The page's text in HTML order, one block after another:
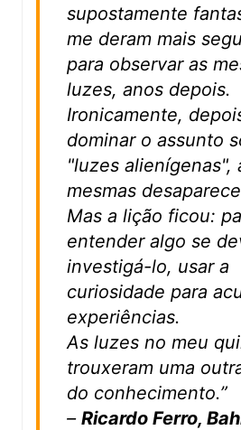
supostamente
me deram mais
para observar as
luzes, anos depois.
Ironicamente,
dominar o assunto
"luzes alienígenas",
mesmas
Mas a lição ficou:
entender algo se
investigá-lo, usar a
curiosidade para
experiências.
As luzes no meu
trouxeram uma
do conhecimento.”
– Ricardo Ferro,